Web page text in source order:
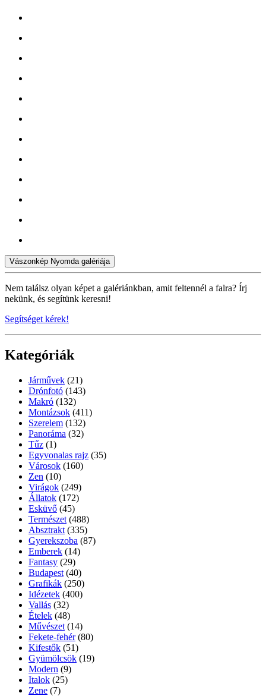
Vászonkép Nyomda galériája
Nem találsz olyan képet a galériánkban, amit feltennél a falra? Írj
nekünk, és segítünk keresni!
Segítséget kérek!
Kategóriák
Járművek (21)
Drónfotó (143)
Makró (132)
Montázsok (411)
Szerelem (132)
Panoráma (32)
Tűz (1)
Egyvonalas rajz (35)
Városok (160)
Zen (10)
Virágok (249)
Állatok (172)
Esküvő (45)
Természet (488)
Absztrakt (335)
Gyerekszoba (87)
Emberek (14)
Fantasy (29)
Budapest (40)
Grafikák (250)
Idézetek (400)
Vallás (32)
Ételek (48)
Művészet (14)
Fekete-fehér (80)
Kifestők (51)
Gyümölcsök (19)
Modern (9)
Italok (25)
Zene (7)